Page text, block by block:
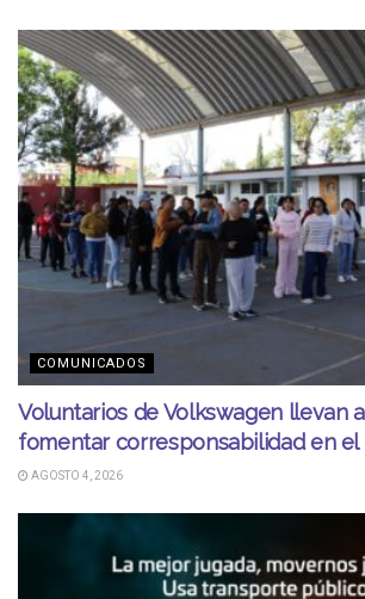
COMUNICADOS
Voluntarios de Volkswagen llevan
fomentar corresponsabilidad en el
AGOSTO 4, 2026